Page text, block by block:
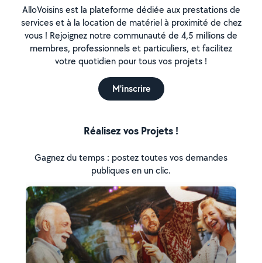
AlloVoisins est la plateforme dédiée aux prestations de
services et à la location de matériel à proximité de chez
vous ! Rejoignez notre communauté de 4,5 millions de
membres, professionnels et particuliers, et facilitez
votre quotidien pour tous vos projets !
M'inscrire
Réalisez vos Projets !
Gagnez du temps : postez toutes vos demandes
publiques en un clic.